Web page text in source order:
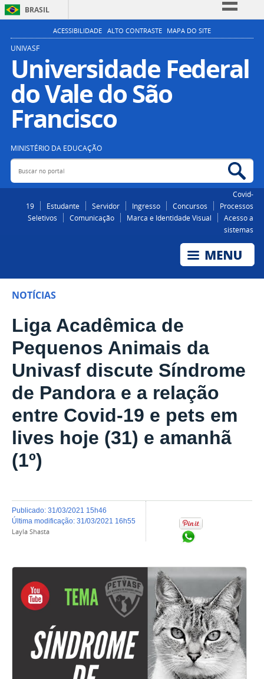
BRASIL
Simplifique!
Participe
Acesso à informação
Legislação
ACESSIBILIDADE ALTO CONTRASTE MAPA DO SITE
UNIVASF
Universidade Federal
do Vale do São
Francisco
MINISTÉRIO DA EDUCAÇÃO
Buscar no portal
Covid-
19
Estudante Servidor Ingresso Concursos
Processos
Seletivos
Comunicação Marca e Identidade Visual
Acesso a
sistemas
NOTÍCIAS
Liga Acadêmica de
Pequenos Animais da
Univasf discute Síndrome
de Pandora e a relação
entre Covid-19 e pets em
lives hoje (31) e amanhã
(1º)
publicado: 31/03/2021 15h46
última modificação: 31/03/2021 16h55
Layla Shasta